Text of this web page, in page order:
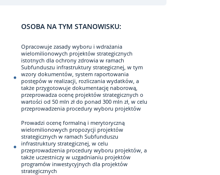
OSOBA NA TYM STANOWISKU:
Opracowuje zasady wyboru i wdrażania
wielomilionowych projektów strategicznych
istotnych dla ochrony zdrowia w ramach
Subfunduszu infrastruktury strategicznej, w tym
wzory dokumentów, system raportowania
postępów w realizacji, rozliczania wydatków, a
także przygotowuje dokumentację naborową,
przeprowadza ocenę projektów strategicznych o
wartości od 50 mln zł do ponad 300 mln zł, w celu
przeprowadzenia procedury wyboru projektów
Prowadzi ocenę formalną i merytoryczną
wielomilionowych propozycji projektów
strategicznych w ramach Subfunduszu
infrastruktury strategicznej, w celu
przeprowadzenia procedury wyboru projektów, a
także uczestniczy w uzgadnianiu projektów
programów inwestycyjnych dla projektów
strategicznych